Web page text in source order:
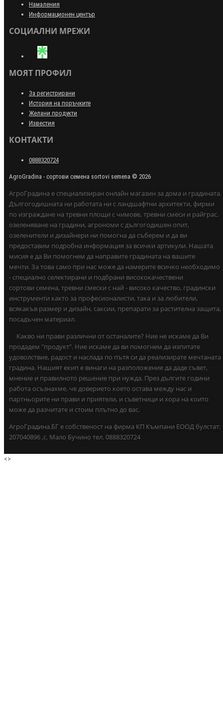
Намаления
Информационен център
СОЦИАЛНИ МРЕЖИ
МОЯТ ПРОФИЛ
За регистрирани
История на поръчките
Желани продукти
Известия
КОНТАКТИ
0888320724
AgroGradina - сортови семена sortovi semena © 2026
АгроГрадина е специализиран онлайн магазин за дома и градината.
Дългогодишната ни работата ни с ландшафтни архитекти, фирми
по изграждане на тревни площи с чимове, тревни смеси и райграс,
озеленяване на градини, агрономи с дългогодишен опит,
озеленители и дизайнери ни помогна да съберем и да ви
предоставим подробна информация за всички артикули. Нашата
мисия е да Ви помогнем да направите градината на вашите
мечти. За това само при нас може да намерите всичко необходимо
- специално селектирани и подбрани висококачествени
сортови семена, тревни смески с най - високо качество, градински
инструменти както за професионалисти, така и за любители,
всякакъв размер и дизайн, саксии, препарати за растителна защита,
посадъчен материал.
Какво ни прави различни от останалите? Ние не искаме да Ви
продадем "продукт". Ние искаме да ви помогнем да изпитате
удоволствие, радост и наслада по пътя си да реализирате мечтаната
градина. Нашият екип е винаги на разположение да даде съвет,
мнение и правилното решение при нужда. През дългите години
работа осъзнахме, че доверието което остава между нас и
партньорите ни прави и приятели, и съветници и хора на които
може да разчитате и стоим плътно до вас.
АгроГрадина.БГ е собственост на фирма КП Къмпани ЕООД булстат:
207040896 ,с. Мало Бучино тел. 0888320724
<>